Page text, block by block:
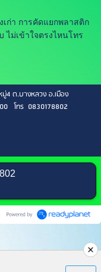
ก่า การคัดแยกพลาสติก
ไม่เข้าใจตรงไหนโทร
4 ต.บางหลวง อ.เมือง
โทร 0830178802